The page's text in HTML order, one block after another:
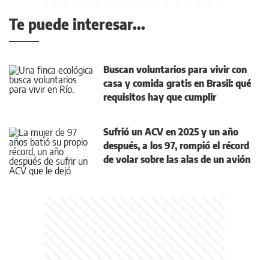
Te puede interesar...
Buscan voluntarios para vivir con
casa y comida gratis en Brasil: qué
requisitos hay que cumplir
Sufrió un ACV en 2025 y un año
después, a los 97, rompió el récord
de volar sobre las alas de un avión